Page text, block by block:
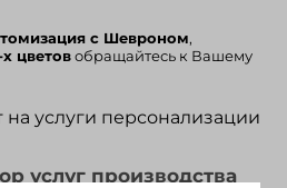
с Шевроном,
цветовобращайтесь к Вашему
услуги персонализации
услуг производства